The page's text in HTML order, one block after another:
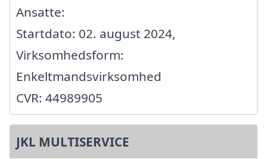
Ansatte:
Startdato: 02. august 2024,
Virksomhedsform:
Enkeltmandsvirksomhed
CVR: 44989905
JKL MULTISERVICE